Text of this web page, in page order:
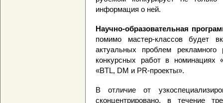
информация о ней.
Научно-образовательная
помимо мастер-классов будет
актуальных проблем
конкурсных работ в номинациях
«BTL, DM и PR-проекты».
В отличие от
сконцентрировано, в течение